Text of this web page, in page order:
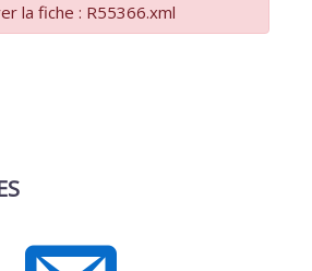
la fiche : R55366.xml